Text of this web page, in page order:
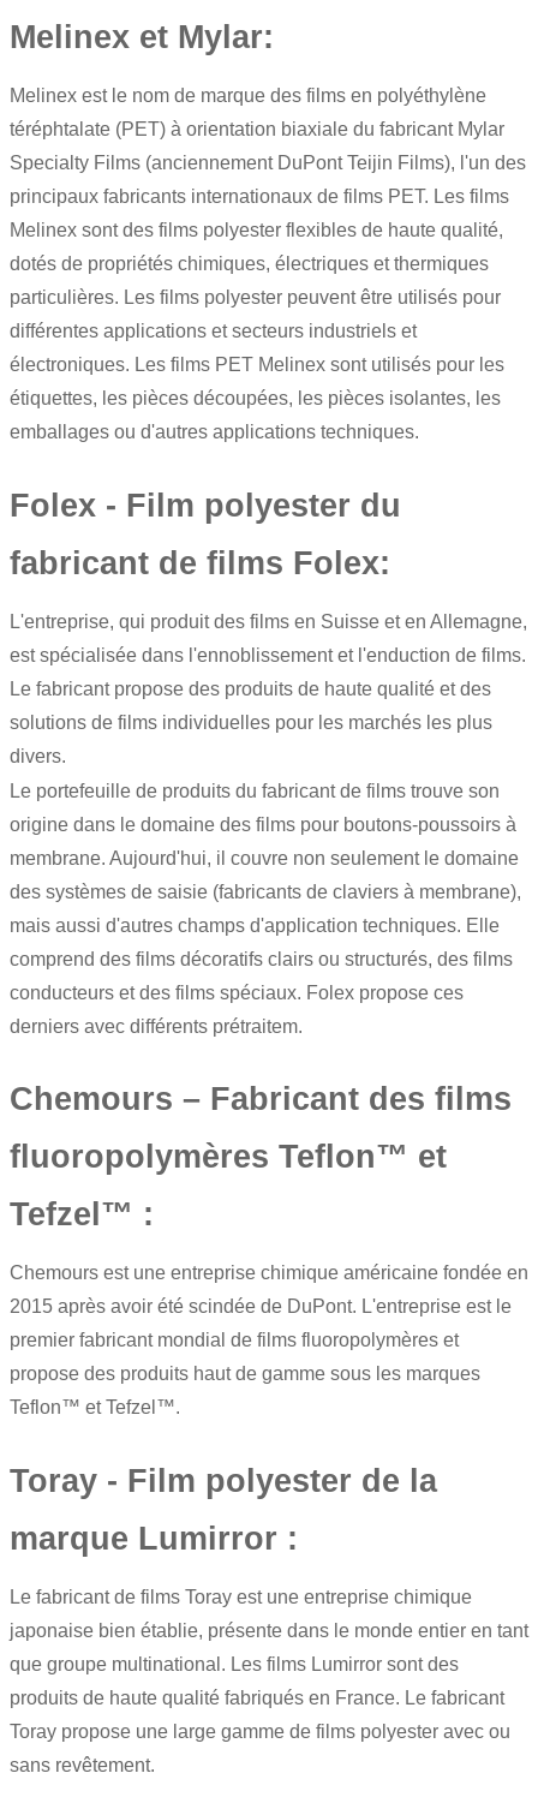
Melinex et Mylar:
Melinex est le nom de marque des films en polyéthylène
téréphtalate (PET) à orientation biaxiale du fabricant Mylar
Specialty Films (anciennement DuPont Teijin Films), l'un des
principaux fabricants internationaux de films PET. Les films
Melinex sont des films polyester flexibles de haute qualité,
dotés de propriétés chimiques, électriques et thermiques
particulières. Les films polyester peuvent être utilisés pour
différentes applications et secteurs industriels et
électroniques. Les films PET Melinex sont utilisés pour les
étiquettes, les pièces découpées, les pièces isolantes, les
emballages ou d'autres applications techniques.
Folex - Film polyester du
fabricant de films Folex:
L'entreprise, qui produit des films en Suisse et en Allemagne,
est spécialisée dans l'ennoblissement et l'enduction de films.
Le fabricant propose des produits de haute qualité et des
solutions de films individuelles pour les marchés les plus
divers.
Le portefeuille de produits du fabricant de films trouve son
origine dans le domaine des films pour boutons-poussoirs à
membrane. Aujourd'hui, il couvre non seulement le domaine
des systèmes de saisie (fabricants de claviers à membrane),
mais aussi d'autres champs d'application techniques. Elle
comprend des films décoratifs clairs ou structurés, des films
conducteurs et des films spéciaux. Folex propose ces
derniers avec différents prétraitem.
Chemours – Fabricant des films
fluoropolymères Teflon™ et
Tefzel™ :
Chemours est une entreprise chimique américaine fondée en
2015 après avoir été scindée de DuPont. L'entreprise est le
premier fabricant mondial de films fluoropolymères et
propose des produits haut de gamme sous les marques
Teflon™ et Tefzel™.
Toray - Film polyester de la
marque Lumirror :
Le fabricant de films Toray est une entreprise chimique
japonaise bien établie, présente dans le monde entier en tant
que groupe multinational. Les films Lumirror sont des
produits de haute qualité fabriqués en France. Le fabricant
Toray propose une large gamme de films polyester avec ou
sans revêtement.